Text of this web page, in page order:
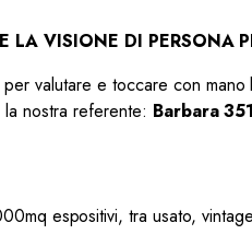
LA VISIONE DI
valutare e toccare con mano
nostra referente: Barbara
espositivi, tra usato,